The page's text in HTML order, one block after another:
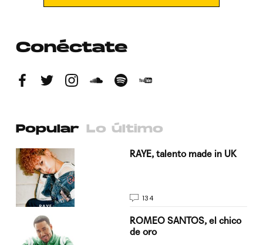
Conéctate
Popular Lo último
RAYE, talento made in UK
134
ROMEO SANTOS, el chico
de oro